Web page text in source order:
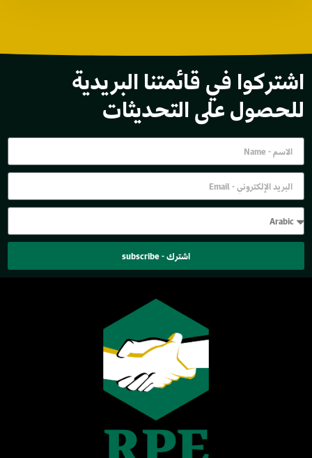
اشتركوا في قائمتنا البريدية
للحصول على التحديثات
اشترك - subscribe